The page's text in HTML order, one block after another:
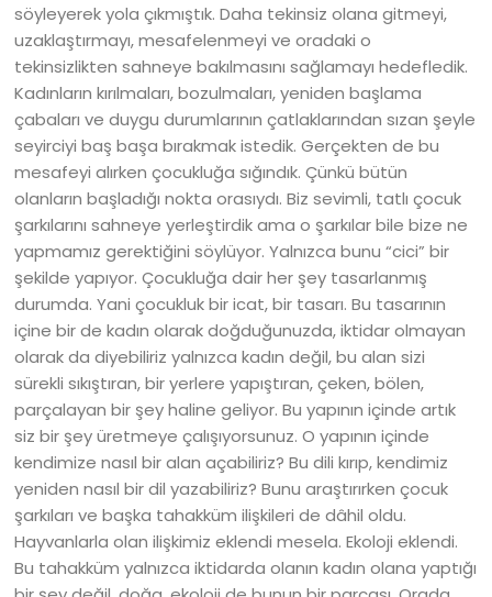
söyleyerek yola çıkmıştık. Daha tekinsiz olana gitmeyi,
uzaklaştırmayı, mesafelenmeyi ve oradaki o
tekinsizlikten sahneye bakılmasını sağlamayı hedefledik.
Kadınların kırılmaları, bozulmaları, yeniden başlama
çabaları ve duygu durumlarının çatlaklarından sızan şeyle
seyirciyi baş başa bırakmak istedik. Gerçekten de bu
mesafeyi alırken çocukluğa sığındık. Çünkü bütün
olanların başladığı nokta orasıydı. Biz sevimli, tatlı çocuk
şarkılarını sahneye yerleştirdik ama o şarkılar bile bize ne
yapmamız gerektiğini söylüyor. Yalnızca bunu “cici” bir
şekilde yapıyor. Çocukluğa dair her şey tasarlanmış
durumda. Yani çocukluk bir icat, bir tasarı. Bu tasarının
içine bir de kadın olarak doğduğunuzda, iktidar olmayan
olarak da diyebiliriz yalnızca kadın değil, bu alan sizi
sürekli sıkıştıran, bir yerlere yapıştıran, çeken, bölen,
parçalayan bir şey haline geliyor. Bu yapının içinde artık
siz bir şey üretmeye çalışıyorsunuz. O yapının içinde
kendimize nasıl bir alan açabiliriz? Bu dili kırıp, kendimiz
yeniden nasıl bir dil yazabiliriz? Bunu araştırırken çocuk
şarkıları ve başka tahakküm ilişkileri de dâhil oldu.
Hayvanlarla olan ilişkimiz eklendi mesela. Ekoloji eklendi.
Bu tahakküm yalnızca iktidarda olanın kadın olana yaptığı